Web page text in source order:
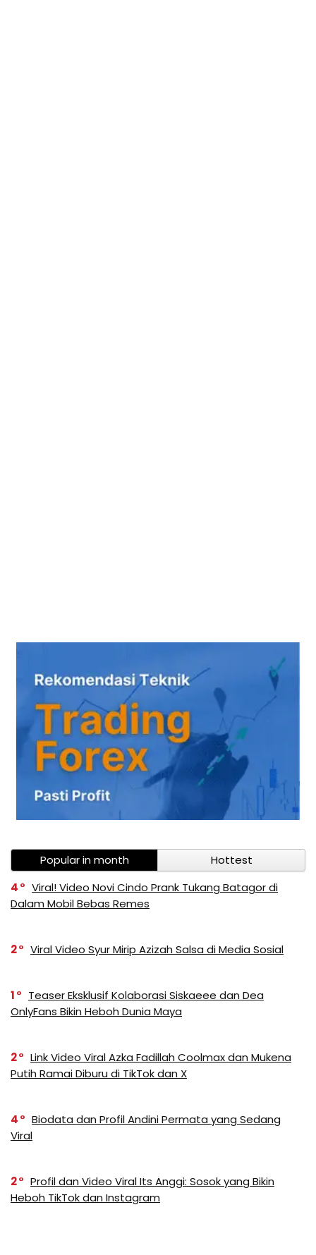
Popular in month
Hottest
4
Viral! Video Novi Cindo Prank Tukang Batagor di
Dalam Mobil Bebas Remes
2 Viral Video Syur Mirip Azizah Salsa di Media Sosial
1
Teaser Eksklusif Kolaborasi Siskaeee dan Dea
OnlyFans Bikin Heboh Dunia Maya
2
Link Video Viral Azka Fadillah Coolmax dan Mukena
Putih Ramai Diburu di TikTok dan X
4
Biodata dan Profil Andini Permata yang Sedang
Viral
2
Profil dan Video Viral Its Anggi: Sosok yang Bikin
Heboh TikTok dan Instagram